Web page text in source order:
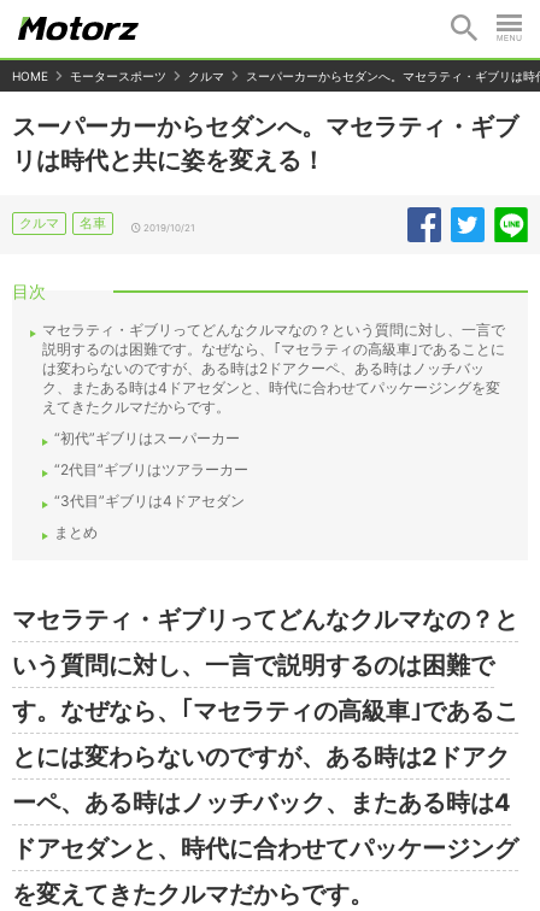
HOME モータースポーツ クルマ スーパーカーからセダンへ。マセラティ・ギブリは
スーパーカーからセダンへ。マセラティ・ギブ
リは時代と共に姿を変える！
クルマ 名車 2019/10/21
目次
マセラティ・ギブリってどんなクルマなの？という質問に対し、一言で
説明するのは困難です。なぜなら、｢マセラティの高級車｣であることに
は変わらないのですが、ある時は2ドアクーペ、ある時はノッチバッ
ク、またある時は4ドアセダンと、時代に合わせてパッケージングを変
えてきたクルマだからです。
“初代”ギブリはスーパーカー
“2代目”ギブリはツアラーカー
“3代目”ギブリは4ドアセダン
まとめ
マセラティ・ギブリってどんなクルマなの？と
いう質問に対し、一言で説明するのは困難で
す。なぜなら、｢マセラティの高級車｣であるこ
とには変わらないのですが、ある時は2ドアク
ーペ、ある時はノッチバック、またある時は4
ドアセダンと、時代に合わせてパッケージング
を変えてきたクルマだからです。